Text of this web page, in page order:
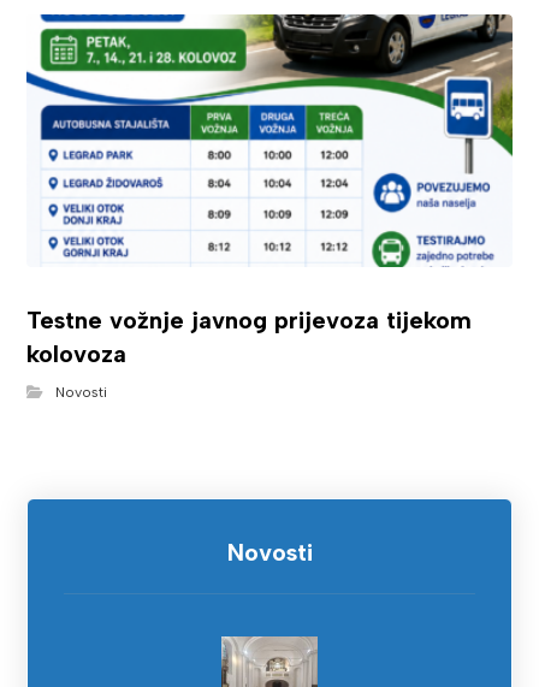
Testne vožnje javnog prijevoza tijekom
kolovoza
Novosti
Novosti